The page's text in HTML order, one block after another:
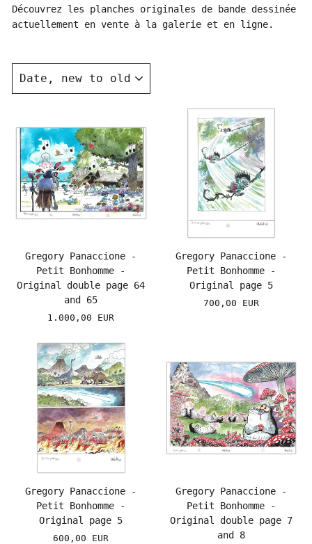
Découvrez les planches originales de bande dessinée
actuellement en vente à la galerie et en ligne.
Gregory Panaccione -
Petit Bonhomme -
Original double page 64
and 65
1.000,00 EUR
Gregory Panaccione -
Petit Bonhomme -
Original page 5
700,00 EUR
Gregory Panaccione -
Petit Bonhomme -
Original page 5
600,00 EUR
Gregory Panaccione -
Petit Bonhomme -
Original double page 7
and 8